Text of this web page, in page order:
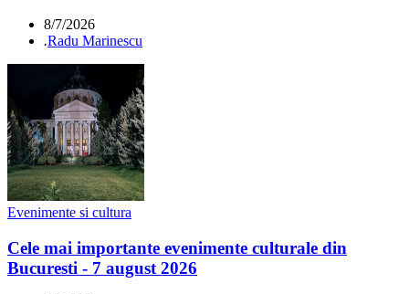
8/7/2026
.Radu Marinescu
Evenimente si cultura
Cele mai importante evenimente culturale din
Bucuresti - 7 august 2026